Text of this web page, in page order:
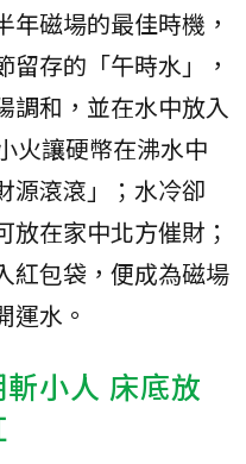
磁場的最佳時機，
存的「午時水」，
調和，並在水中放入
火讓硬幣在沸水中
源滾滾」；水冷卻
在家中北方催財；
紅包袋，便成為磁場
運水。
小人 床底放